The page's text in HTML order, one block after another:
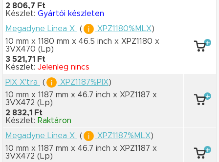
2 806,7 Ft
Készlet: Gyártói készleten
Megadyne Linea X
( XPZ1180%MLX)
10 mm x 1180 mm x 46.5 inch x XPZ1180 x
3VX470 (Lp)
3 521,71 Ft
Készlet: Jelenleg nincs
PIX X'tra
( XPZ1187%PIX)
10 mm x 1187 mm x 46.7 inch x XPZ1187 x
3VX472 (Lp)
2 832,1 Ft
Készlet: Raktáron
Megadyne Linea X
( XPZ1187%MLX)
10 mm x 1187 mm x 46.7 inch x XPZ1187 x
3VX472 (Lp)